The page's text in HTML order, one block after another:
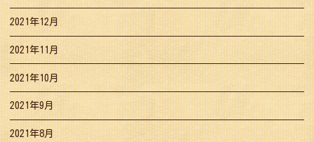
2021年12月
2021年11月
2021年10月
2021年9月
2021年8月